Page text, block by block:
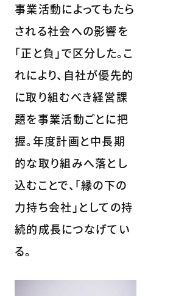
事業活動によってもたら
される社会への影響を
「正と負」で区分した。こ
れにより、自社が優先的
に取り組むべき経営課
題を事業活動ごとに把
握。年度計画と中長期
的な取り組みへ落とし
込むことで、「縁の下の
力持ち会社」としての持
続的成長につなげてい
る。